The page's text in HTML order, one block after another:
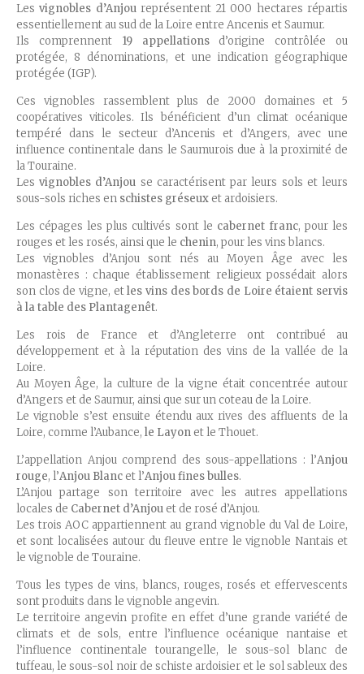
Lesvignobles d’Anjoureprésentent 21 000 hectares répartis
essentiellement au sud de la Loire entre Ancenis et Saumur.
Ils comprennent 19 appellationsd’origine contrôlée ou
protégée, 8 dénominations, et une indication géographique
protégée (IGP).
Ces vignobles rassemblent plus de 2000 domaines et 5
coopératives viticoles. Ils bénéficient d’un climat océanique
tempéré dans le secteur d’Ancenis et d’Angers, avec une
influence continentale dans le Saumurois due à la proximité de
la Touraine.
Les vignobles d’Anjou se caractérisent par leurs sols et leurs
sous-sols riches en schistes gréseux et ardoisiers.
Les cépages les plus cultivés sont le cabernet franc, pour les
rouges et les rosés, ainsi que le chenin, pour les vins blancs.
Les vignobles d’Anjou sont nés au Moyen Âge avec les
monastères : chaque établissement religieux possédait alors
son clos de vigne, etles vins des bords de Loire étaient servis
à la table des Plantagenêt.
Les rois de France et d’Angleterre ont contribué au
développement et à la réputation des vins de la vallée de la
Loire.
Au Moyen Âge, la culture de la vigne était concentrée autour
d’Angers et de Saumur, ainsi que sur un coteau de la Loire.
Le vignoble s’est ensuite étendu aux rives des affluents de la
Loire, comme l’Aubance, le Layon et le Thouet.
L’appellation Anjou comprend des sous-appellations : l’Anjou
rouge, l’Anjou Blanc et l’Anjou fines bulles.
L’Anjou partage son territoire avec les autres appellations
locales de Cabernet d’Anjou et de rosé d’Anjou.
Les trois AOC appartiennent au grand vignoble du Val de Loire,
et sont localisées autour du fleuve entre le vignoble Nantais et
le vignoble de Touraine.
Tous les types de vins, blancs, rouges, rosés et effervescents
sont produits dans le vignoble angevin.
Le territoire angevin profite en effet d’une grande variété de
climats et de sols, entre l’influence océanique nantaise et
l’influence continentale tourangelle, le sous-sol blanc de
tuffeau, le sous-sol noir de schiste ardoisier et le sol sableux des